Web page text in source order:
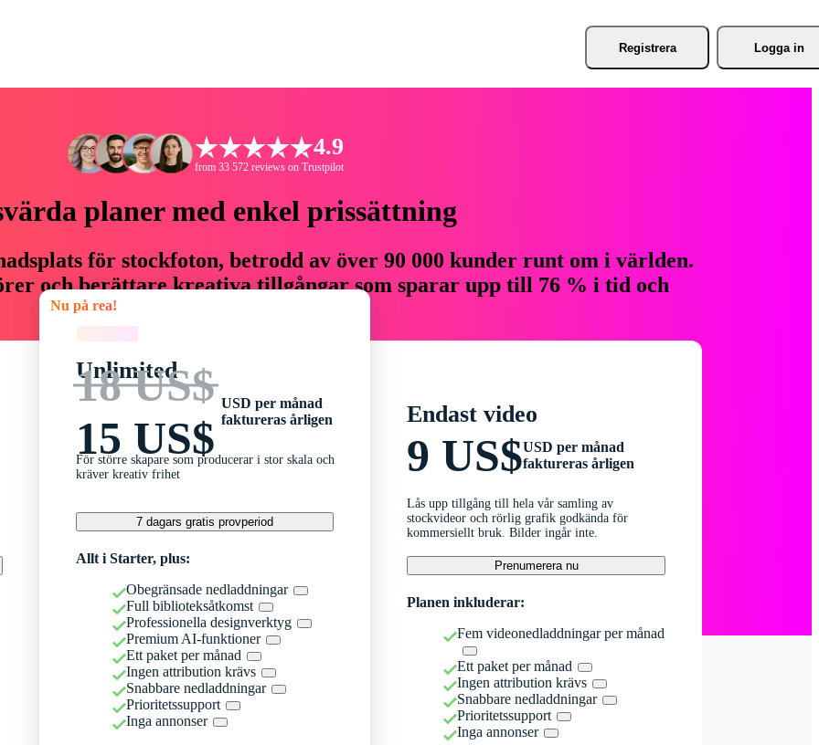
Registrera Logga in
4.9
from 33 572 reviews on Trustpilot
planer med enkel prissättning
för stockfoton, betrodd av över 90 000 kunder runt om i världen.
och berättare kreativa tillgångar som sparar upp till 76 % i tid och
Nu på rea!
Unlimited
18 US$
15 US$
USD per månad
faktureras årligen
För större skapare som producerar i stor skala och
kräver kreativ frihet
7 dagars gratis provperiod
Allt i Starter, plus:
Obegränsade nedladdningar
Full biblioteksåtkomst
Professionella designverktyg
Premium AI-funktioner
Ett paket per månad
Ingen attribution krävs
Snabbare nedladdningar
Prioritetssupport
Inga annonser
Endast video
9 US$USD per månad
faktureras årligen
Lås upp tillgång till hela vår samling av
stockvideor och rörlig grafik godkända för
kommersiellt bruk. Bilder ingår inte.
Prenumerera nu
Planen inkluderar:
Fem videonedladdningar per månad
Ett paket per månad
Ingen attribution krävs
Snabbare nedladdningar
Prioritetssupport
Inga annonser